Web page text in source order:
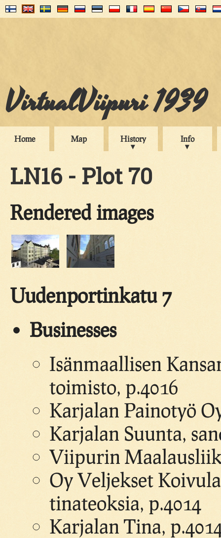
VirtualViipuri 1939
Home Map History Info
LN16 - Plot 70
Rendered images
Uudenportinkatu 7
Businesses
Isänmaallisen
toimisto, p.4016
Karjalan Painotyö
Karjalan Suunta,
Viipurin
Oy Veljekset
tinateoksia, p.4014
Karjalan Tina,